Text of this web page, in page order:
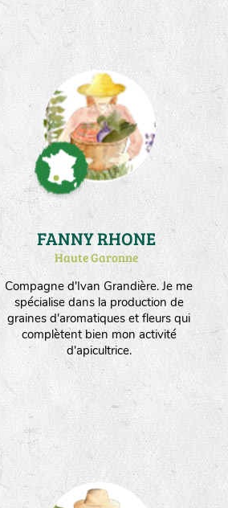
Compagne d'Ivan Grandière. Je me
spécialise dans la production de
graines d'aromatiques et fleurs qui
complètent bien mon activité
d'apicultrice.
FANNY RHONE
Haute Garonne